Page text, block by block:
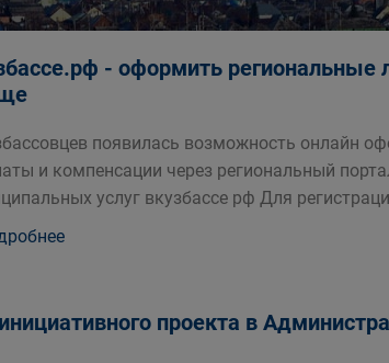
- оформить региональные
появилась возможность онлайн
и компенсации через региональный
услуг вкузбассе рф Для
проекта в